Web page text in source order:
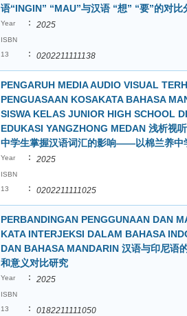
语“INGIN” “MAU”与汉语 “想” “要”的对比
Year : 2025
ISBN
13
: 0202211111138
PENGARUH MEDIA AUDIO VISUAL
PENGUASAAN KOSAKATA BAHASA
SISWA KELAS JUNIOR HIGH SCHOOL
EDUKASI YANGZHONG MEDAN 浅析视
中学生掌握汉语词汇的影响——以棉兰养中
Year : 2025
ISBN
13
: 0202211111025
PERBANDINGAN PENGGUNAAN DAN
KATA INTERJEKSI DALAM BAHASA
DAN BAHASA MANDARIN 汉语与印尼语
和意义对比研究
Year : 2025
ISBN
13
: 0182211111050